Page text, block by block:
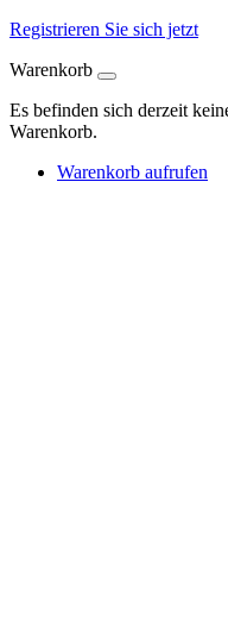
Registrieren Sie sich jetzt
Warenkorb
Es befinden sich derzeit
Warenkorb.
Warenkorb aufrufen